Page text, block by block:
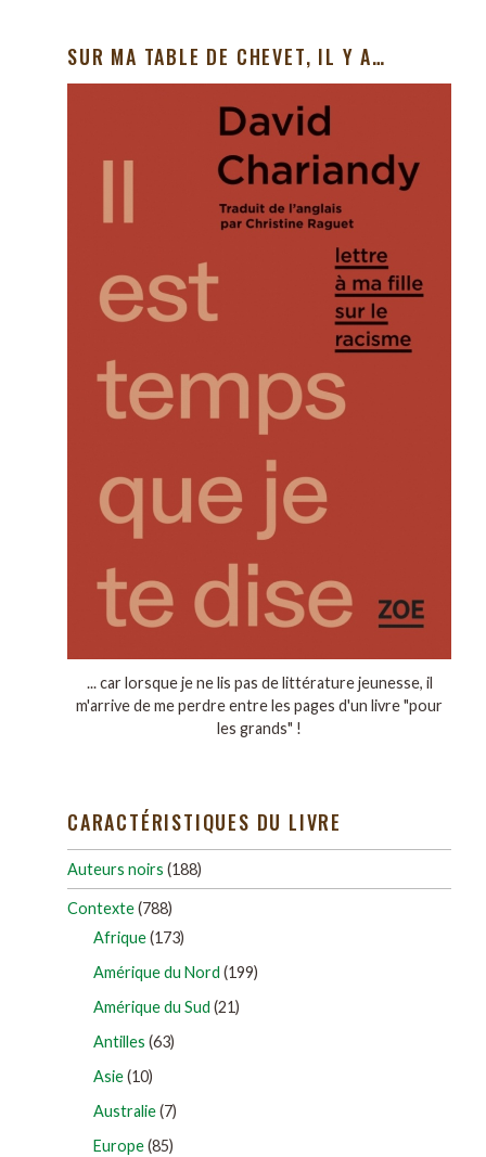
SUR MA TABLE DE CHEVET, IL Y A…
... car lorsque je ne lis pas de littérature jeunesse, il
m'arrive de me perdre entre les pages d'un livre "pour
les grands" !
CARACTÉRISTIQUES DU LIVRE
Auteurs noirs (188)
Contexte(788)
Afrique(173)
Amérique du Nord (199)
Amérique du Sud (21)
Antilles (63)
Asie(10)
Australie(7)
Europe(85)